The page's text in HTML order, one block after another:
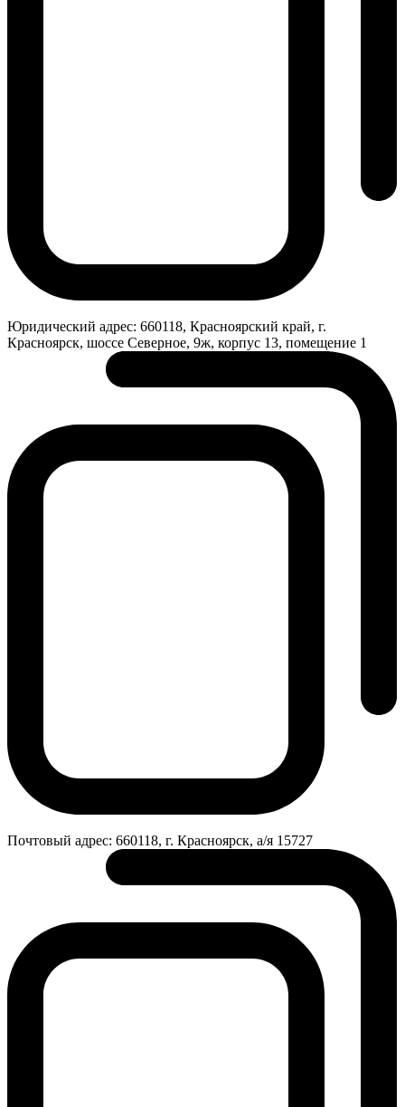
Юридический адрес: 660118, Красноярский край, г.
Красноярск, шоссе Северное, 9ж, корпус 13, помещение 1
Почтовый адрес: 660118, г. Красноярск, а/я 15727